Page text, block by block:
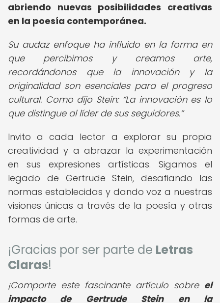
abriendo nuevas posibilidades creativas
en la poesía contemporánea.
Su audaz enfoque ha influido en la forma en
que percibimos y creamos arte,
recordándonos que la innovación y la
originalidad son esenciales para el progreso
cultural. Como dijo Stein: La innovación es lo
que distingue al líder de sus seguidores.
Invito a cada lector a explorar su propia
creatividad y a abrazar la experimentación
en sus expresiones artísticas. Sigamos el
legado de Gertrude Stein, desafiando las
normas establecidas y dando voz a nuestras
visiones únicas a través de la poesía y otras
formas de arte.
¡Gracias por ser parte de Letras
Claras!
¡Comparte este fascinante artículo sobre el
impacto de Gertrude Stein en la